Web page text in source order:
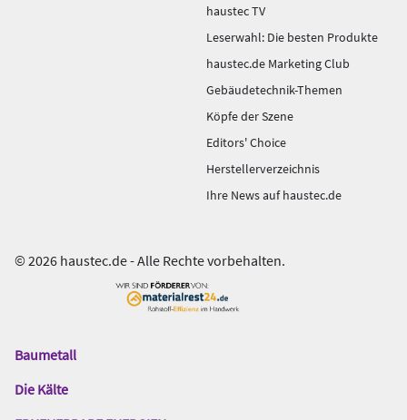
haustec TV
Leserwahl: Die besten Produkte
haustec.de Marketing Club
Gebäudetechnik-Themen
Köpfe der Szene
Editors' Choice
Herstellerverzeichnis
Ihre News auf haustec.de
© 2026 haustec.de - Alle Rechte vorbehalten.
Das
Gentner
Baumetall
Die Kälte